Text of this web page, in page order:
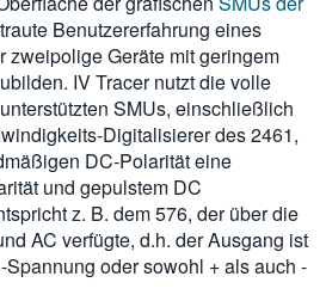
Benutzererfahrung eines
zweipolige Geräte mit geringem
IV Tracer nutzt die volle
SMUs, einschließlich
Digitalisierer des 2461,
DC-Polarität eine
und gepulstem DC
z. B. dem 576, der über die
AC verfügte, d.h. der Ausgang ist
oder sowohl + als auch -